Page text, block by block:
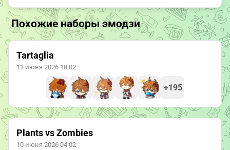
Похожие наборы эмодзи
Tartaglia
11 июня 2026 18:02
+195
Plants vs Zombies
10 июня 2026 04:02